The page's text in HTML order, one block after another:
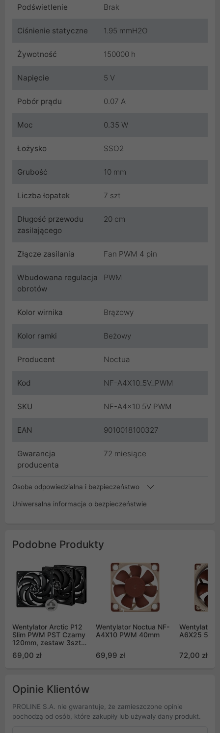
Podświetlenie Brak
Ciśnienie statyczne 1.95 mmH2O
Żywotność 150000 h
Napięcie 5 V
Pobór prądu 0.07 A
Moc 0.35 W
Łożysko SSO2
Grubość 10 mm
Liczba łopatek 7 szt
Długość przewodu
zasilającego
20 cm
Złącze zasilania Fan PWM 4 pin
Wbudowana regulacja
obrotów
PWM
Kolor wirnika Brązowy
Kolor ramki Beżowy
Producent Noctua
Kod NF-A4X10_5V_PWM
SKU NF-A4x10 5V PWM
EAN 9010018100327
Gwarancja
producenta
72 miesiące
Osoba odpowiedzialna i bezpieczeństwo
Uniwersalna informacja o bezpieczeństwie
Podobne Produkty
Wentylator Arctic P12
Slim PWM PST Czarny
120mm, zestaw 3szt
69,00 zł
Wentylator Noctua NF-
A4X10 PWM 40mm
69,99 zł
Wentylator
A6X25 5V
72,00 zł
Opinie Klientów
PROLINE S.A. nie gwarantuje, że zamieszczone opinie
pochodzą od osób, które zakupiły lub używały dany produkt.